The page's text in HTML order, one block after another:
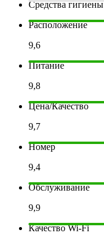
Средства гигиены
Расположение
9,6
Питание
9,8
Цена/Качество
9,7
Номер
9,4
Обслуживание
9,9
Качество Wi-Fi